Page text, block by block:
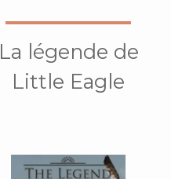
La légende de
Little Eagle